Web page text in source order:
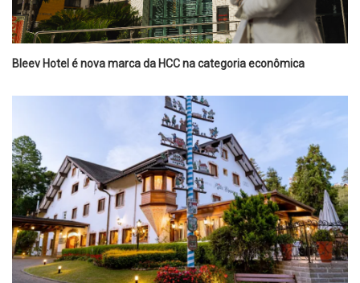
Bleev Hotel é nova marca da HCC na categoria econômica